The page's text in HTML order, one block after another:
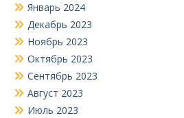
Январь 2024
Декабрь 2023
Ноябрь 2023
Октябрь 2023
Сентябрь 2023
Август 2023
Июль 2023